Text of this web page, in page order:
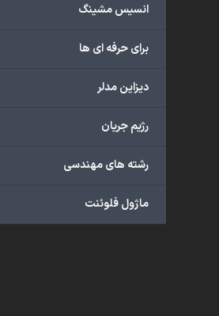
انسیس مشینگ
برای حرفه ای ها
دیزاین مدلر
رژیم جریان
رشته های مهندسی
ماژول فلوئنت